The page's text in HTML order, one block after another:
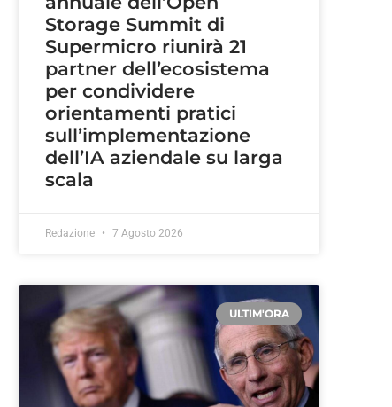
Storage Summit di
Supermicro riunirà 21
partner dell’ecosistema
per condividere
orientamenti pratici
sull’implementazione
dell’IA aziendale su larga
scala
Redazione 7 Agosto 2026
ULTIM'ORA